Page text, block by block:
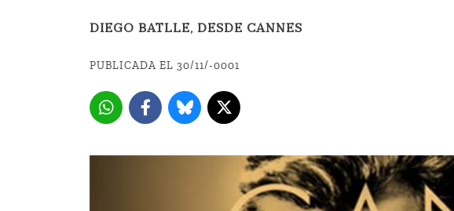
DIEGO BATLLE, DESDE CANNES
PUBLICADA EL 30/11/-0001